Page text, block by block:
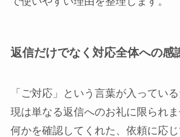
返信だけでなく対応全体への感
「ご対応」という言葉が入ってい
現は単なる返信へのお礼に限られ
何かを確認してくれた、依頼に応じ